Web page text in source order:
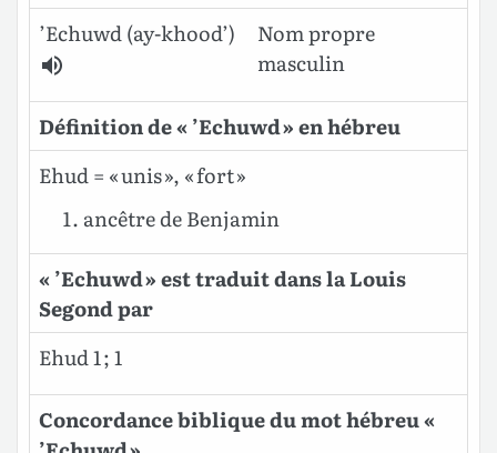
’Echuwd(ay-khood’)
Nom propre
masculin
Définition de « ’Echuwd » en hébreu
Ehud = « unis », « fort »
ancêtre de Benjamin
« ’Echuwd » est traduit dans la Louis
Segond par
Ehud 1 ; 1
Concordance biblique du mot hébreu «